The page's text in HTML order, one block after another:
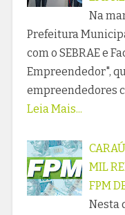
Na
Prefeitura
com o SEBRAE e
Empreendedor",
empreendedores
Leia Mais...
MIL
FPM
Nesta